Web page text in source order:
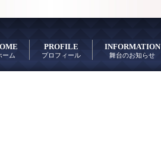
ーム
PROFILE
プロフィール
INFORMATION
舞台のお知らせ